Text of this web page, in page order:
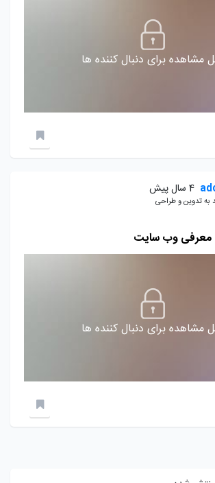
مشاهده برای دنبال کننده ها
4 سال پیش
به تدوین و طراحی
معرفی وب سایت
مشاهده برای دنبال کننده ها